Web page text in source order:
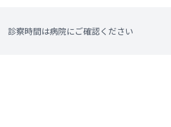
診察時間は病院にご確認ください